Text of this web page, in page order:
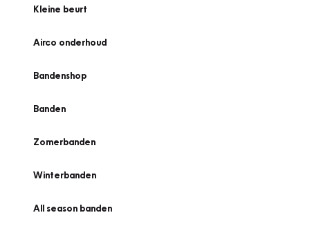
Kleine beurt
Airco onderhoud
Bandenshop
Banden
Zomerbanden
Winterbanden
All season banden